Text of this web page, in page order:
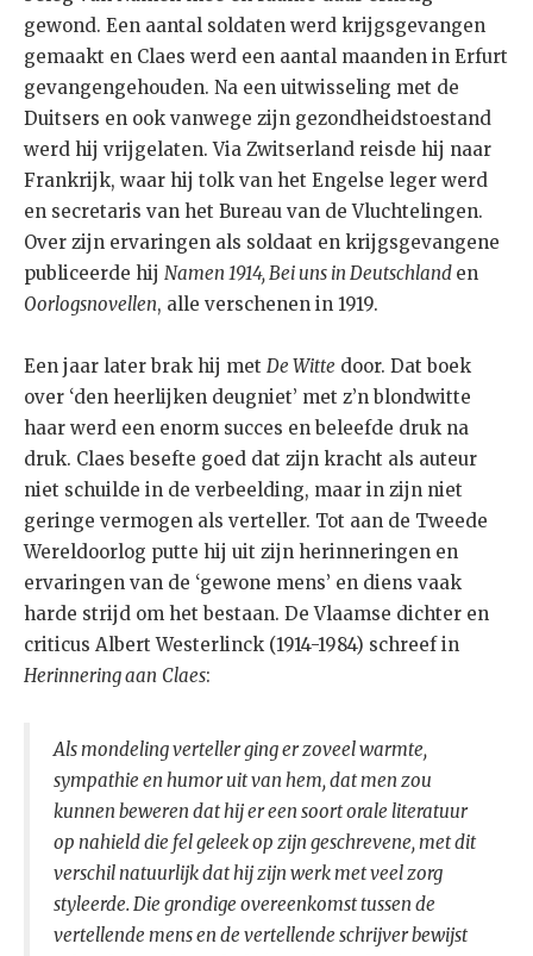
gewond. Een aantal soldaten werd krijgsgevangen
gemaakt en Claes werd een aantal maanden in Erfurt
gevangengehouden. Na een uitwisseling met de
Duitsers en ook vanwege zijn gezondheidstoestand
werd hij vrijgelaten. Via Zwitserland reisde hij naar
Frankrijk, waar hij tolk van het Engelse leger werd
en secretaris van het Bureau van de Vluchtelingen.
Over zijn ervaringen als soldaat en krijgsgevangene
publiceerde hij Namen 1914, Bei uns in Deutschland en
Oorlogsnovellen, alle verschenen in 1919.
Een jaar later brak hij met De Witte door. Dat boek
over ‘den heerlijken deugniet’ met z’n blondwitte
haar werd een enorm succes en beleefde druk na
druk. Claes besefte goed dat zijn kracht als auteur
niet schuilde in de verbeelding, maar in zijn niet
geringe vermogen als verteller. Tot aan de Tweede
Wereldoorlog putte hij uit zijn herinneringen en
ervaringen van de ‘gewone mens’ en diens vaak
harde strijd om het bestaan. De Vlaamse dichter en
criticus Albert Westerlinck (1914-1984) schreef in
Herinnering aan Claes:
Als mondeling verteller ging er zoveel warmte,
sympathie en humor uit van hem, dat men zou
kunnen beweren dat hij er een soort orale literatuur
op nahield die fel geleek op zijn geschrevene, met dit
verschil natuurlijk dat hij zijn werk met veel zorg
styleerde. Die grondige overeenkomst tussen de
vertellende mens en de vertellende schrijver bewijst